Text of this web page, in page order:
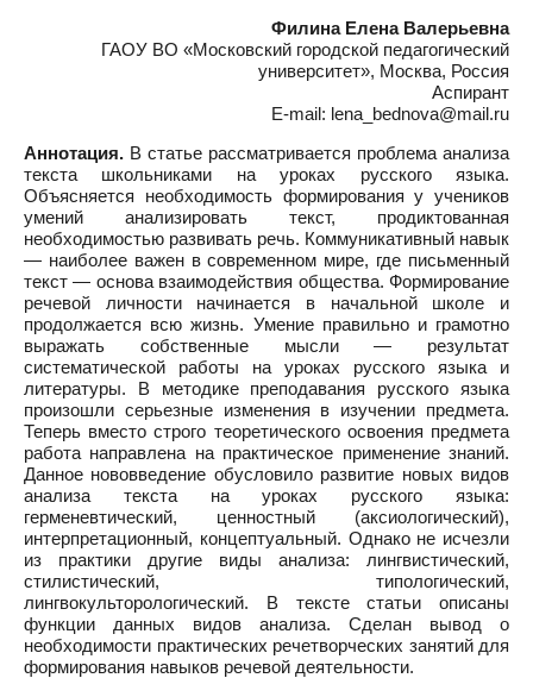
Филина Елена Валерьевна
ГАОУ ВО «Московский городской педагогический
университет», Москва, Россия
Аспирант
E-mail: lena_bednova@mail.ru
Аннотация. В статье рассматривается проблема анализа
текста школьниками на уроках русского языка.
Объясняется необходимость формирования у учеников
умений анализировать текст, продиктованная
необходимостью развивать речь. Коммуникативный навык
— наиболее важен в современном мире, где письменный
текст — основа взаимодействия общества. Формирование
речевой личности начинается в начальной школе и
продолжается всю жизнь. Умение правильно и грамотно
выражать собственные мысли — результат
систематической работы на уроках русского языка и
литературы. В методике преподавания русского языка
произошли серьезные изменения в изучении предмета.
Теперь вместо строго теоретического освоения предмета
работа направлена на практическое применение знаний.
Данное нововведение обусловило развитие новых видов
анализа текста на уроках русского языка:
герменевтический, ценностный (аксиологический),
интерпретационный, концептуальный. Однако не исчезли
из практики другие виды анализа: лингвистический,
стилистический, типологический,
лингвокульторологический. В тексте статьи описаны
функции данных видов анализа. Сделан вывод о
необходимости практических речетворческих занятий для
формирования навыков речевой деятельности.